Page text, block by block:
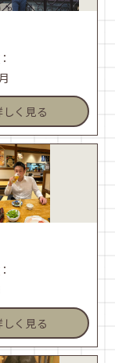
しく見る
しく見る